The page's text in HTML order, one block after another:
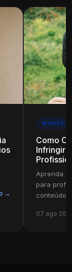
→
Como
Infringir
Aprenda
para
conteúdo
07 ago